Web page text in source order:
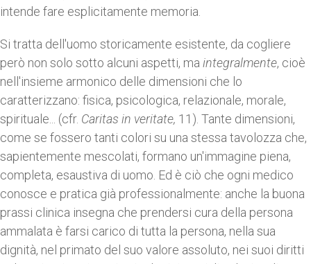
intende fare esplicitamente memoria.
Si tratta dell'uomo storicamente esistente, da cogliere
però non solo sotto alcuni aspetti, ma integralmente, cioè
nell'insieme armonico delle dimensioni che lo
caratterizzano: fisica, psicologica, relazionale, morale,
spirituale... (cfr. Caritas in veritate, 11). Tante dimensioni,
come se fossero tanti colori su una stessa tavolozza che,
sapientemente mescolati, formano un'immagine piena,
completa, esaustiva di uomo. Ed è ciò che ogni medico
conosce e pratica già professionalmente: anche la buona
prassi clinica insegna che prendersi cura della persona
ammalata è farsi carico di tutta la persona, nella sua
dignità, nel primato del suo valore assoluto, nei suoi diritti